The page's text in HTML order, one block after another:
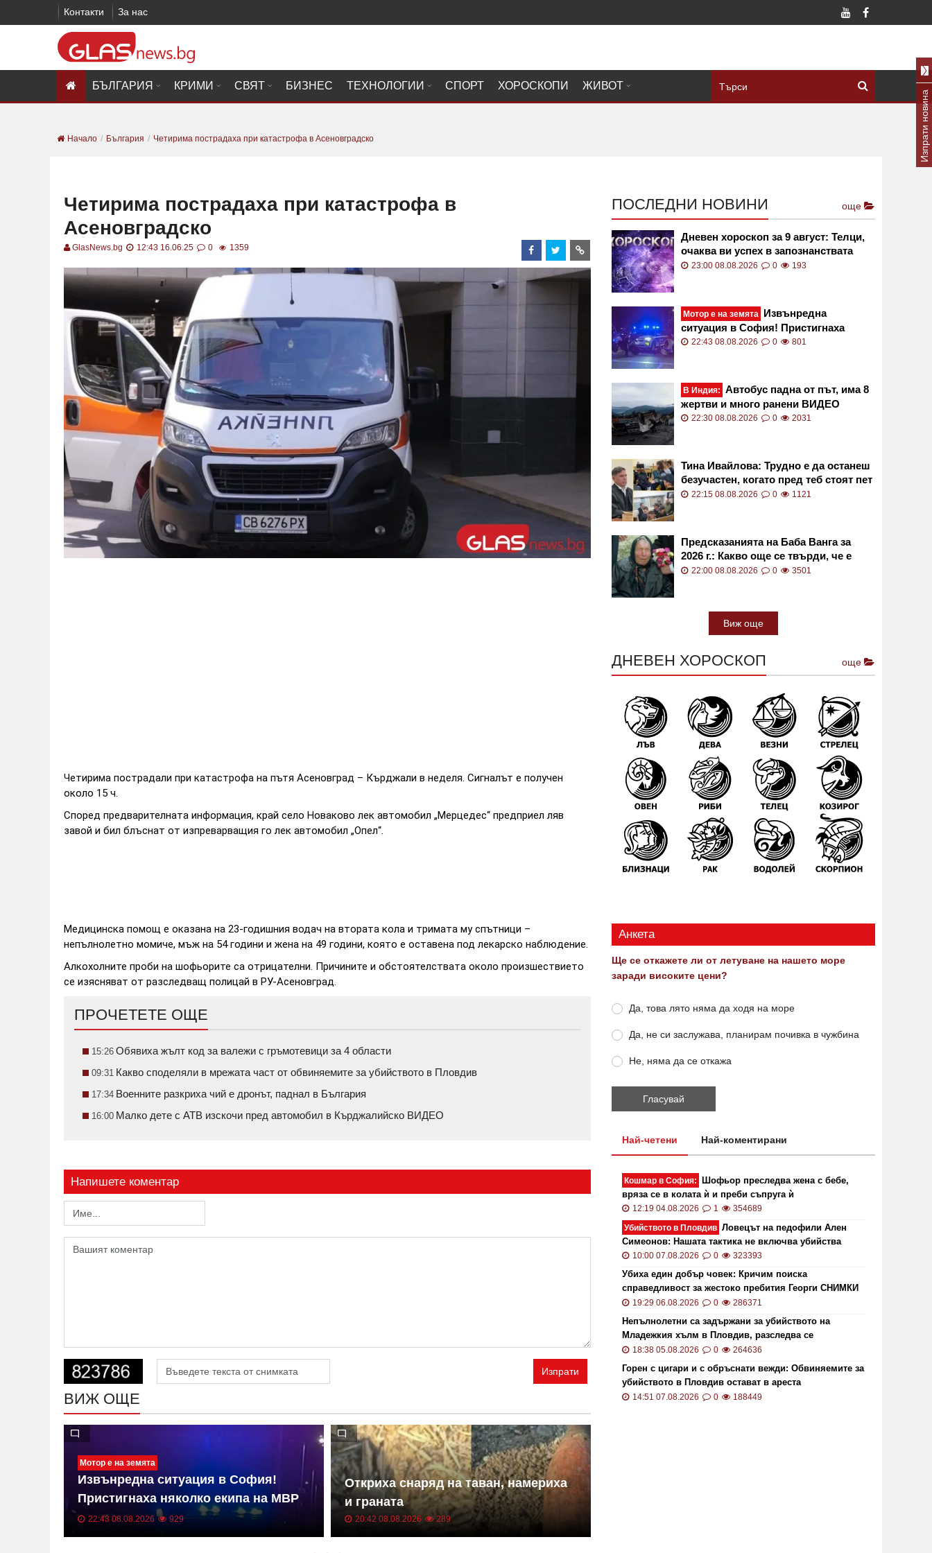
Контакти За нас
БЪЛГАРИЯ КРИМИ СВЯТ БИЗНЕС ТЕХНОЛОГИИ СПОРТ ХОРОСКОПИ ЖИВОТ
Начало България Четирима пострадаха при катастрофа в Асеновградско
Четирима пострадаха при катастрофа в
Асеновградско
GlasNews.bg 12:43 16.06.25 0 1359
Четирима пострадали при катастрофа на пътя Асеновград – Кърджали в неделя. Сигналът е получен
около 15 ч.
Според предварителната информация, край село Новаково лек автомобил „Мерцедес“ предприел ляв
завой и бил блъснат от изпреварващия го лек автомобил „Опел“.
Медицинска помощ е оказана на 23-годишния водач на втората кола и тримата му спътници –
непълнолетно момиче, мъж на 54 години и жена на 49 години, която е оставена под лекарско наблюдение.
Алкохолните проби на шофьорите са отрицателни. Причините и обстоятелствата около произшествието
се изясняват от разследващ полицай в РУ-Асеновград.
ПРОЧЕТЕТЕ ОЩЕ
15:26 Обявиха жълт код за валежи с гръмотевици за 4 области
09:31 Какво споделяли в мрежата част от обвиняемите за убийството в Пловдив
17:34 Военните разкриха чий е дронът, паднал в България
16:00 Малко дете с АТВ изскочи пред автомобил в Кърджалийско ВИДЕО
Напишете коментар
Изпрати
ВИЖ ОЩЕ
Мотор е на земята
Извънредна ситуация в София!
Пристигнаха няколко екипа на МВР
СНИМКИ
22:43 08.08.2026 929
Откриха снаряд на таван, намериха
и граната
20:42 08.08.2026 289
ПОСЛЕДНИ НОВИНИ още
Дневен хороскоп за 9 август: Телци,
очаква ви успех в запознанствата
23:00 08.08.2026 0 193
Мотор е на земята Извънредна
ситуация в София! Пристигнаха
няколко екипа на МВР СНИМКИ
22:43 08.08.2026 0 801
В Индия: Автобус падна от път, има 8
жертви и много ранени ВИДЕО
22:30 08.08.2026 0 2031
Тина Ивайлова: Трудно е да останеш
безучастен, когато пред теб стоят пет
деца
22:15 08.08.2026 0 1121
Предсказанията на Баба Ванга за
2026 г.: Какво още се твърди, че е
предсказала
22:00 08.08.2026 0 3501
Виж още
ДНЕВЕН ХОРОСКОП още
Анкета
Ще се откажете ли от летуване на нашето море
заради високите цени?
Да, това лято няма да ходя на море
Да, не си заслужава, планирам почивка в чужбина
Не, няма да се откажа
Най-четени Най-коментирани
Кошмар в София:
Шофьор преследва жена с бебе,
вряза се в колата ѝ и преби съпруга ѝ
12:19 04.08.2026 1
354689
Убийството в Пловдив Ловецът на педофили Ален
Симеонов: Нашата тактика не включва убийства
10:00 07.08.2026 0 323393
Убиха един добър човек: Кричим поиска
справедливост за жестоко пребития Георги СНИМКИ
и ВИДЕО
19:29 06.08.2026 0 286371
Непълнолетни са задържани за убийството на
Младежкия хълм в Пловдив, разследва се
хомофобски мотив
18:38 05.08.2026 0 264636
Горен с цигари и с обръснати вежди: Обвиняемите за
убийството в Пловдив остават в ареста
14:51 07.08.2026 0 188449
Изпрати новина